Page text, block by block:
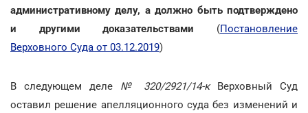
административному делу, а должно быть подтверждено
и другими доказательствами (Постановление
Верховного Суда от 03.12.2019)
В следующем деле № 320/2921/14-кВерховный Суд
оставил решение апелляционного суда без изменений и